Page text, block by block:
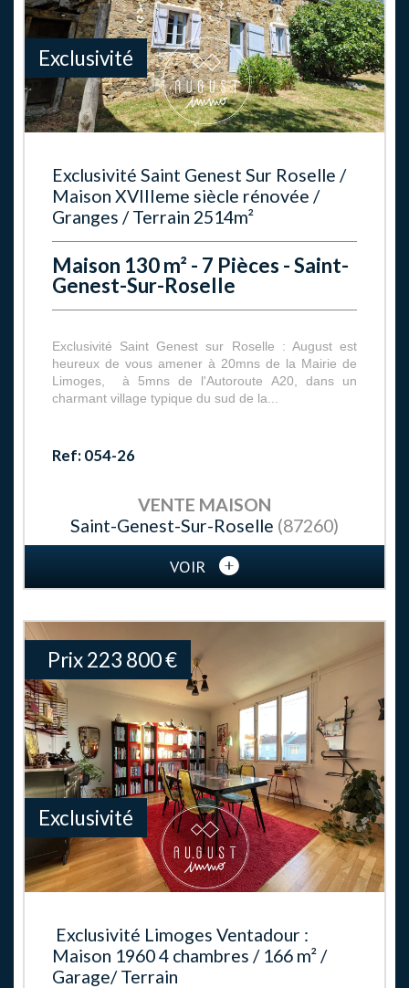
Exclusivité
Exclusivité Saint Genest Sur Roselle /
Maison XVIIIeme siècle rénovée /
Granges / Terrain 2514m²
Maison 130 m² - 7 Pièces - Saint-
Genest-Sur-Roselle
Exclusivité Saint Genest sur Roselle : August est
heureux de vous amener à 20mns de la Mairie de
Limoges, à 5mns de l'Autoroute A20, dans un
charmant village typique du sud de la...
Ref: 054-26
VENTE MAISON
Saint-Genest-Sur-Roselle (87260)
VOIR
Exclusivité
Prix223 800€
Exclusivité Limoges Ventadour :
Maison 1960 4 chambres / 166 m² /
Garage/ Terrain